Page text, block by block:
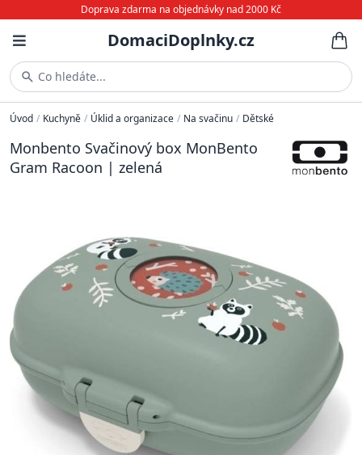
Doprava zdarma na objednávky nad 2000 Kč
DomaciDoplnky.cz
Co hledáte...
Úvod / Kuchyně / Úklid a organizace / Na svačinu / Dětské
Monbento Svačinový box MonBento
Gram Racoon | zelená